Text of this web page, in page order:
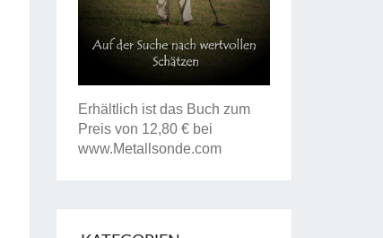
Erhältlich ist das Buch zum
Preis von 12,80 € bei
www.Metallsonde.com